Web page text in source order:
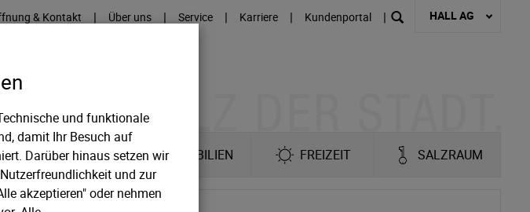
& Kontakt | Über uns | Service | Karriere | Kundenportal | HALL AG
IT IMMOBILIEN FREIZEIT SALZRAUM
und funktionale
damit Ihr Besuch auf
Darüber hinaus setzen wir
und zur
akzeptieren" oder nehmen